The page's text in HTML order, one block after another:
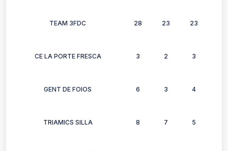
TEAM 3FDC 28 23 23
CE LA PORTE FRESCA 3 2 3
GENT DE FOIOS 6 3 4
TRIAMICS SILLA 8 7 5